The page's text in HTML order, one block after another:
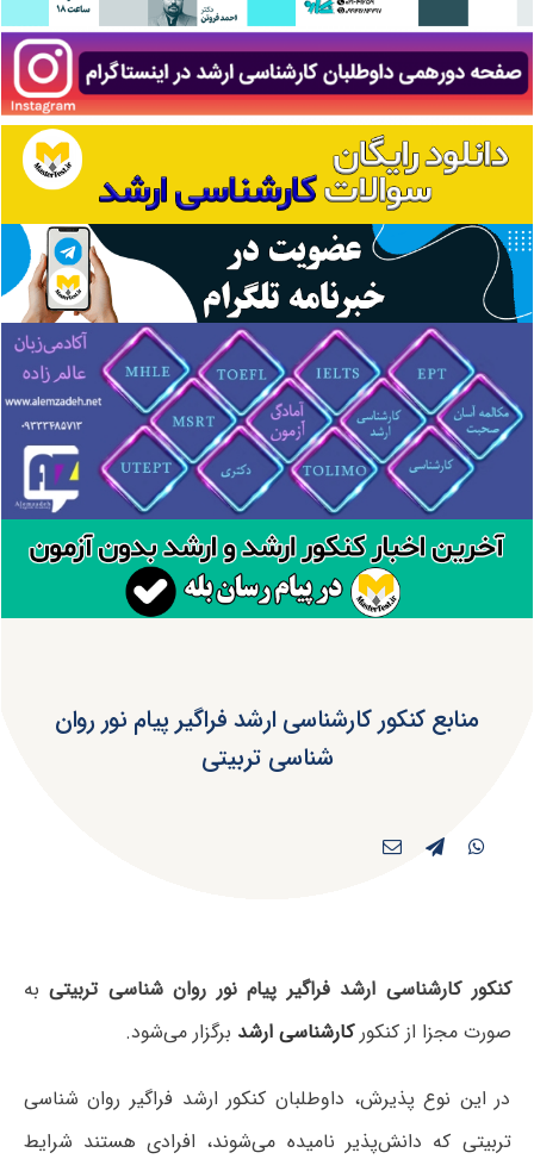
منابع کنکور کارشناسی ارشد فراگیر پیام نور روان
شناسی تربیتی
کنکور کارشناسی ارشد فراگیر پیام نور روان شناسی تربیتیبه
صورت مجزا از کنکورکارشناسی ارشد برگزار می‌شود.
در این نوع پذیرش، داوطلبان کنکور ارشد فراگیر روان شناسی
تربیتی که دانش‌پذیر نامیده می‌شوند، افرادی هستند شرایط